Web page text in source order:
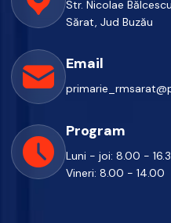
Str. Nicolae
Sărat, Jud Buzău
Email
Program
Luni - joi: 8.00 -
Vineri: 8.00 - 14.00